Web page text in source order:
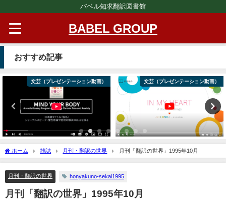
バベル知求翻訳図書館
BABEL GROUP
おすすめ記事
文芸（プレゼンテーション動画） 文芸（プレゼンテーション動画）
ホーム 雑誌 月刊・翻訳の世界 月刊「翻訳の世界」1995年10月
月刊・翻訳の世界 honyakuno-sekai1995
月刊「翻訳の世界」1995年10月